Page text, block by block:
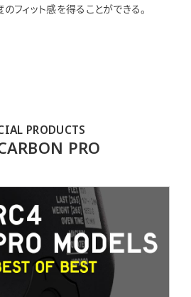
フィット感を得ることができる。
PRODUCTS
PRO